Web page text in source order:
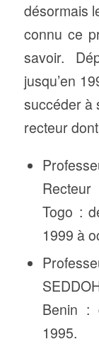
désormais
connu ce
savoir.
jusqu’en
succéder à
recteur
Recteur
Togo :
1999 à
Benin :
1995.